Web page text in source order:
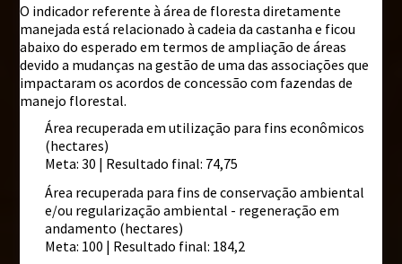
O indicador referente à área de floresta diretamente
manejada está relacionado à cadeia da castanha e ficou
abaixo do esperado em termos de ampliação de áreas
devido a mudanças na gestão de uma das associações que
impactaram os acordos de concessão com fazendas de
manejo florestal.
Área recuperada em utilização para fins econômicos
(hectares)
Meta: 30 | Resultado final: 74,75
Área recuperada para fins de conservação ambiental
e/ou regularização ambiental - regeneração em
andamento (hectares)
Meta: 100 | Resultado final: 184,2